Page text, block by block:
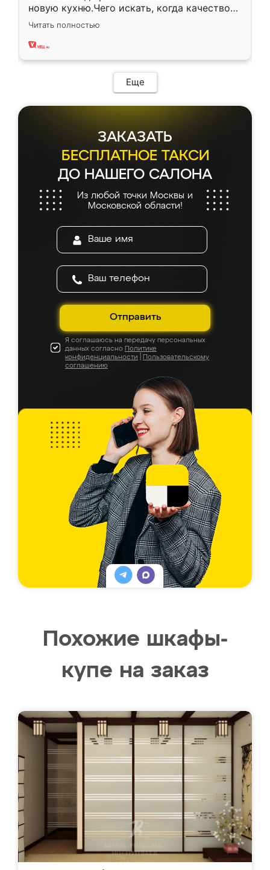
новую кухню.Чего искать, когда качеством
вполне довольна. Служит кухня уже почти
два года, нареканий нет.
Читать полностью
Еще
ЗАКАЗАТЬ
БЕСПЛАТНОЕ ТАКСИ
ДО НАШЕГО САЛОНА
Из любой точки Москвы и
Московской области!
Отправить
Я соглашаюсь на передачу персональных
данных согласно Политике
конфиденциальности
Пользовательскому
соглашению
Похожие шкафы-
купе на заказ